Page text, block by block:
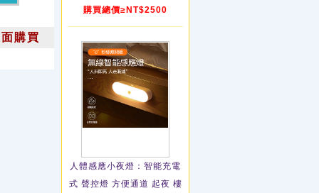
購買
購買總價≥NT$2500
人體感應小夜燈：智能充電
式 聲控燈 方便通道 起夜 樓